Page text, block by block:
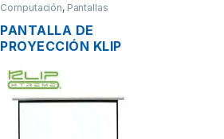
Computación, Pantallas
PANTALLA DE
PROYECCIÓN KLIP
MANUAL PLEGABLE
240X180CM (120